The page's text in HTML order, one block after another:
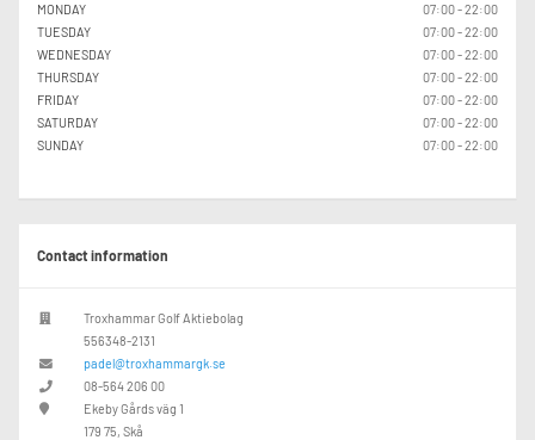
MONDAY
07:00 - 22:00
TUESDAY
07:00 - 22:00
WEDNESDAY
07:00 - 22:00
THURSDAY
07:00 - 22:00
FRIDAY
07:00 - 22:00
SATURDAY
07:00 - 22:00
SUNDAY
07:00 - 22:00
Contact information
Troxhammar Golf Aktiebolag
556348-2131
padel@troxhammargk.se
08-564 206 00
Ekeby Gårds väg 1
179 75, Skå